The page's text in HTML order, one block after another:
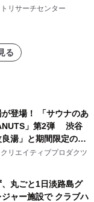
リサーチセンター
る
登場！ 「サウナのあ
」第2弾 渋谷
湯」と期間限定のコ
サウナイキタイコラ
定！
リエイティブプロダクツ
丸ごと1日淡路島グ
ャー施設で クラブハ